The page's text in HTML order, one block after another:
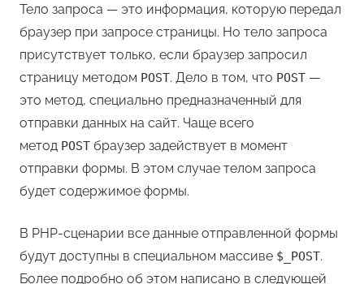
Тело запроса — это информация, которую передал
браузер при запросе страницы. Но тело запроса
присутствует только, если браузер запросил
страницу методом POST. Дело в том, что POST —
это метод, специально предназначенный для
отправки данных на сайт. Чаще всего
метод POST браузер задействует в момент
отправки формы. В этом случае телом запроса
будет содержимое формы.
В PHP-сценарии все данные отправленной формы
будут доступны в специальном массиве $_POST.
Более подробно об этом написано в следующей